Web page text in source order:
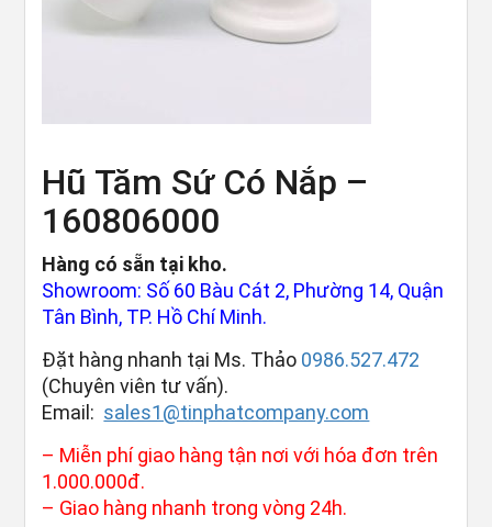
Hũ Tăm Sứ Có Nắp –
160806000
Hàng có sẵn tại kho.
Showroom: Số 60 Bàu Cát 2, Phường 14, Quận
Tân Bình, TP. Hồ Chí Minh.
Đặt hàng nhanh tại Ms. Thảo 0986.527.472
(Chuyên viên tư vấn).
Email: sales1@tinphatcompany.com
– Miễn phí giao hàng tận nơi với hóa đơn trên
1.000.000đ.
– Giao hàng nhanh trong vòng 24h.